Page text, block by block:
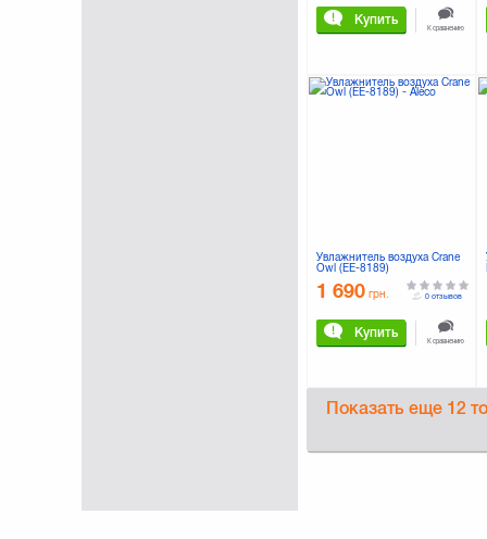
Купить
К сравнению
Увлажнитель воздуха Crane
Owl (EE-8189)
1 690 грн.
Купить
0 отзывов
К сравнению
Показать еще 12